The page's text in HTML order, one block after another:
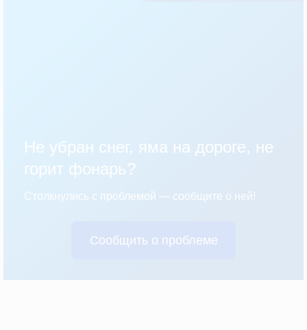
Не убран снег, яма на дороге, не
горит фонарь?
Столкнулись с проблемой — сообщите о ней!
Сообщить о проблеме